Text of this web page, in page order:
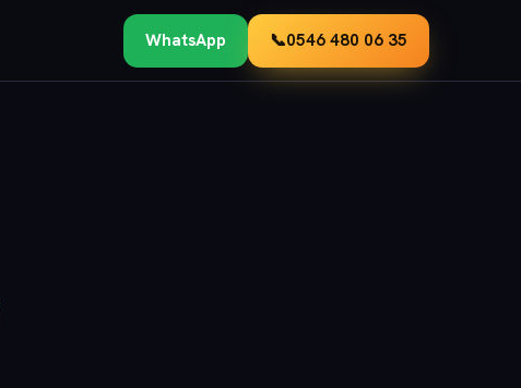
WhatsApp 📞0546 480 06 35